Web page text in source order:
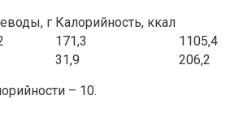
г Калорийность, ккал
171,3
1105,4
31,9
206,2
– 10.